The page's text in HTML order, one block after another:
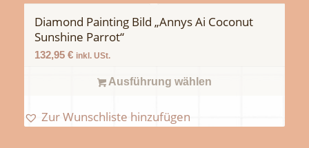
Diamond Painting Bild „Annys Ai Coconut
Sunshine Parrot“
132,95 € inkl. USt.
Ausführung wählen
Zur Wunschliste hinzufügen